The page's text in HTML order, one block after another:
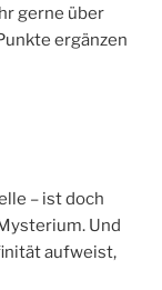
gerne über
ergänzen
– ist doch
Und
aufweist,